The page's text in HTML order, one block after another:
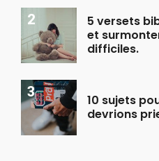
5 versets
et
difficiles.
10 sujets
devrions